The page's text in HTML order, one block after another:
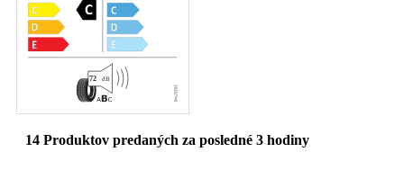
14 Produktov predaných za posledné 3 hodiny